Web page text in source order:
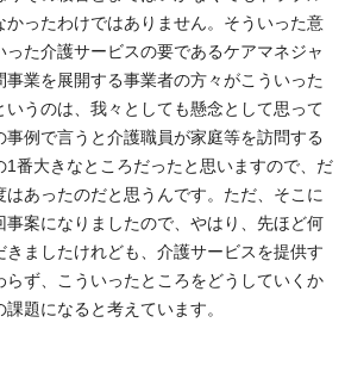
かったわけではありません。そういった意
た介護サービスの要であるケアマネジャ
事業を展開する事業者の方々がこういった
うのは、我々としても懸念として思って
例で言うと介護職員が家庭等を訪問する
1番大きなところだったと思いますので、だ
あったのだと思うんです。ただ、そこに
事案になりましたので、やはり、先ほど何
きましたけれども、介護サービスを提供す
らず、こういったところをどうしていくか
題になると考えています。